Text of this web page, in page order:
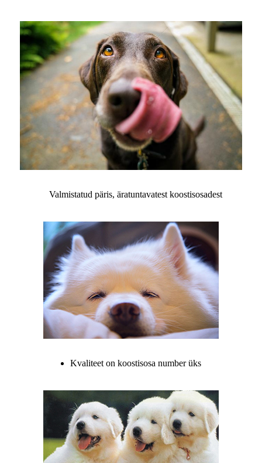
Valmistatud päris, äratuntavatest koostisosadest
Kvaliteet on koostisosa number üks